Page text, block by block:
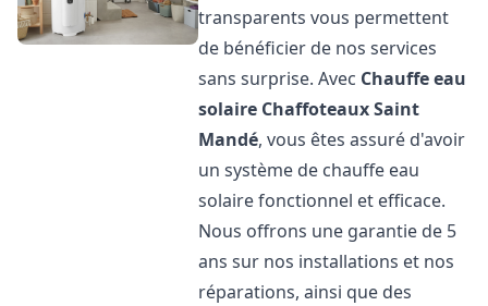
transparents vous permettent
de bénéficier de nos services
sans surprise. Avec Chauffe eau
solaire ChaffoteauxSaint
Mandé, vous êtes assuré d'avoir
un système de chauffe eau
solaire fonctionnel et efficace.
Nous offrons une garantie de 5
ans sur nos installations et nos
réparations, ainsi que des